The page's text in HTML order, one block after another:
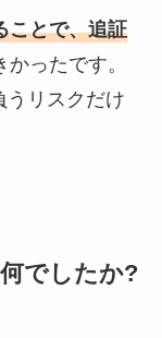
ことで、追証
ったです。
うリスクだけ
でしたか?